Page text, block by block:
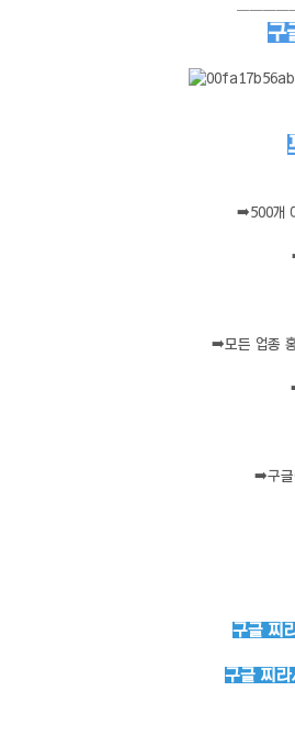
구
➡️500개
➡️모든 업종
➡️구
구글 찌
구글 찌